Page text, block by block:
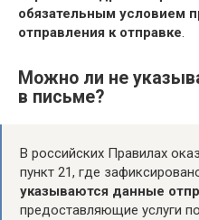
обязательным условием
отправления к отправке.
Можно ли не
в письме?
В российских Правилах
пункт 21, где
указываются данные
предоставляющие услуги